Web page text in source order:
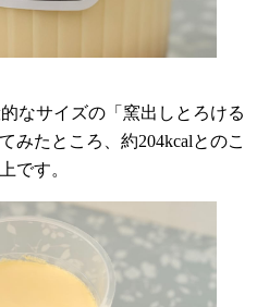
なサイズの「窯出しとろける
みたところ、約204kcalとのこ
です。